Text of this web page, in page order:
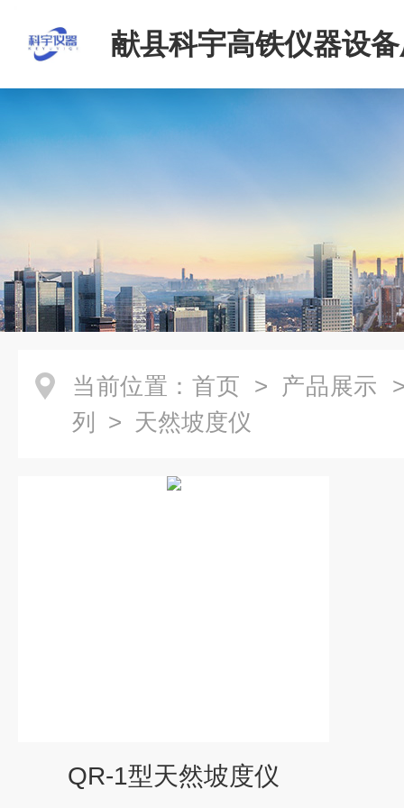
献县科宇高铁仪器设
当前位置： 首页 > 产品展示
列
> 天然坡度仪
QR-1型天然坡度仪